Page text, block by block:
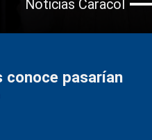
Noticias Caracol
pasarían